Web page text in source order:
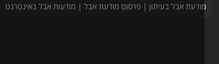
אבל בעיתון | פרסום מודעת אבל | מודעות אבל באינטרנט